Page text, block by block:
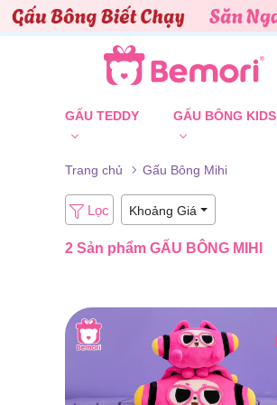
Skip to content
GẤU TEDDY GẤU BÔNG KIDS
Trang chủ Gấu Bông Mihi
2 Sản phẩm GẤU BÔNG MIHI
Lọc Khoảng Giá